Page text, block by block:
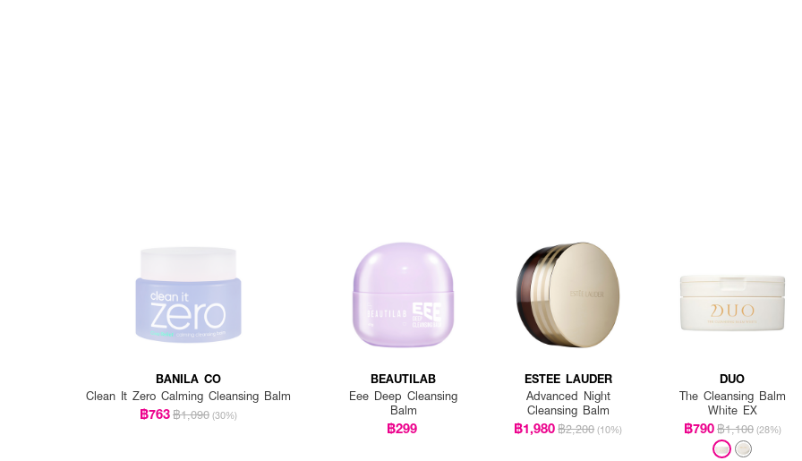
BANILA CO
Clean It Zero Calming Cleansing Balm
฿763฿1,090 (30%)
BEAUTILAB
Eee Deep Cleansing
Balm
฿299
ESTEE LAUDER
Advanced Night
Cleansing Balm
฿1,980฿2,200 (10%)
DUO
The Cleansing Balm
White EX
฿790฿1,100 (28%)